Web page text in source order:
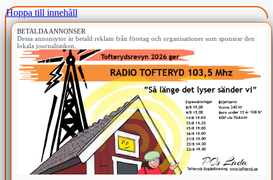
Hoppa till innehåll
BETALDA ANNONSER
Dessa annonsytor är betald reklam från företag och organisationer som sponsrar den
lokala journalistiken.